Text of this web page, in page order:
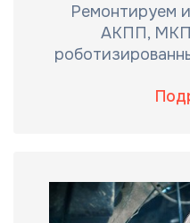
Ремонтируем
АКПП,